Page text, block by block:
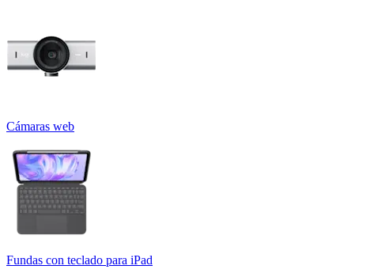
Cámaras web
Fundas con teclado para iPad